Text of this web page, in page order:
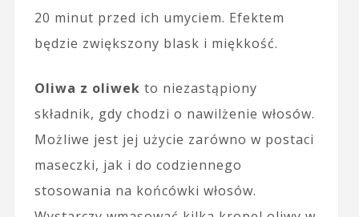
20 minut przed ich umyciem. Efektem
będzie zwiększony blask i miękkość.
Oliwa z oliwek to niezastąpiony
składnik, gdy chodzi o nawilżenie włosów.
Możliwe jest jej użycie zarówno w postaci
maseczki, jak i do codziennego
stosowania na końcówki włosów.